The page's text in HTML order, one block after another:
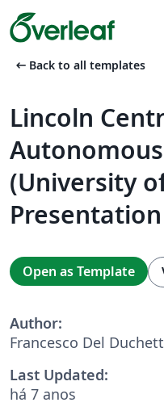
arrow_left_alt Back to all templates
Lincoln
(University
Open as Template
Author:
Francesco Del
Last Updated:
há 7 anos